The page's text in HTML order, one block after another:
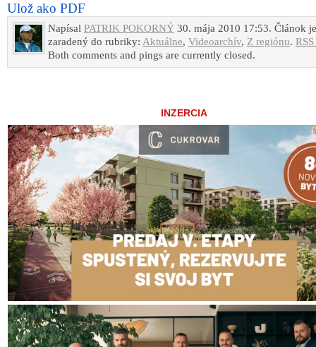
Ulož ako PDF
Napísal PATRIK POKORNÝ 30. mája 2010 17:53. Článok je
zaradený do rubriky: Aktuálne, Videoarchív, Z regiónu.
Both comments and pings are currently closed.
INZERCIA